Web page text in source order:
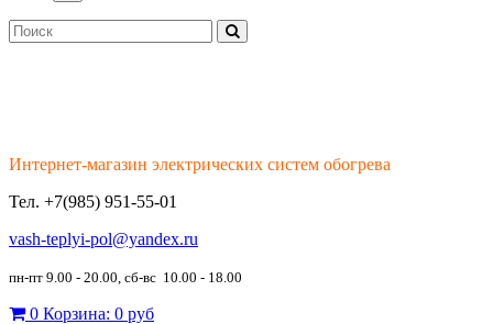
Интернет-магазин электрических систем обогрева
Тел. +7(985) 951-55-01
vash-teplyi-pol@yandex.ru
пн-пт 9.00 - 20.00, сб-вс 10.00 - 18.00
0 Корзина: 0 руб